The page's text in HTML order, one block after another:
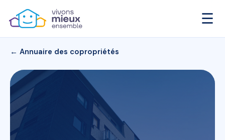
☰
← Annuaire des copropriétés